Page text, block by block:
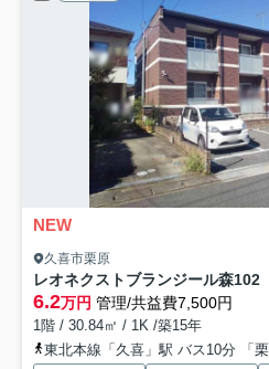
NEW
久喜市栗原
レオネクストブランジール森102
6.2万円 管理/共益費7,500円
1階 / 30.84㎡ / 1K /築15年
東北本線「久喜」駅 バス10分 「